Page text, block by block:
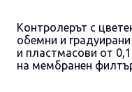
Контролерът с
обемни и
и пластмасови от
на мембранен